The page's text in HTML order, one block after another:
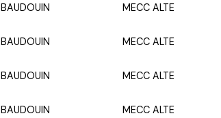
BAUDOUIN MECC ALTE
BAUDOUIN MECC ALTE
BAUDOUIN MECC ALTE
BAUDOUIN MECC ALTE